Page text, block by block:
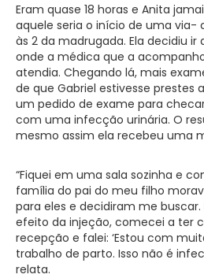
Eram quase 18 horas e Anita
aquele seria o início de uma via-
às 2 da madrugada. Ela decidiu ir
onde a médica que a
atendia. Chegando lá, mais
de que Gabriel estivesse prestes
um pedido de exame para
com uma infecção urinária. O
mesmo assim ela recebeu uma
“Fiquei em uma sala sozinha e
família do pai do meu filho
para eles e decidiram me buscar.
efeito da injeção, comecei a ter
recepção e falei: ‘Estou com
trabalho de parto. Isso não é
relata.